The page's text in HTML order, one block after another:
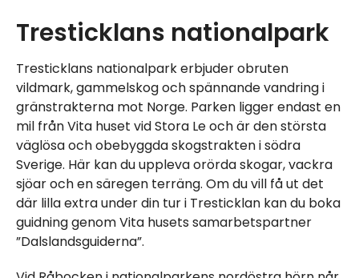
Tresticklans nationalpark
Tresticklans nationalpark erbjuder obruten
vildmark, gammelskog och spännande vandring i
gränstrakterna mot Norge. Parken ligger endast en
mil från Vita huset vid Stora Le och är den största
väglösa och obebyggda skogstrakten i södra
Sverige. Här kan du uppleva orörda skogar, vackra
sjöar och en säregen terräng. Om du vill få ut det
där lilla extra under din tur i Tresticklan kan du boka
guidning genom Vita husets samarbetspartner
”Dalslandsguiderna”.